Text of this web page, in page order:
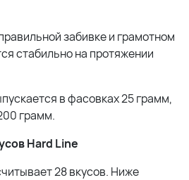
забивке и грамотном
стабильно на протяжении
в фасовках 25 грамм,
грамм.
Hard Line
28 вкусов. Ниже